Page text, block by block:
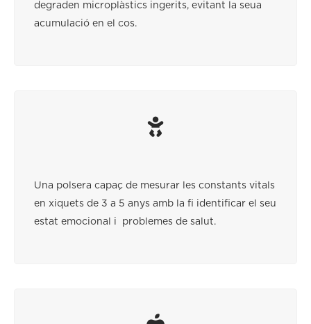
degraden microplàstics ingerits, evitant la seua
acumulació en el cos.
Una polsera capaç de mesurar les constants vitals
en xiquets de 3 a 5 anys amb la fi identificar el seu
estat emocional i problemes de salut.